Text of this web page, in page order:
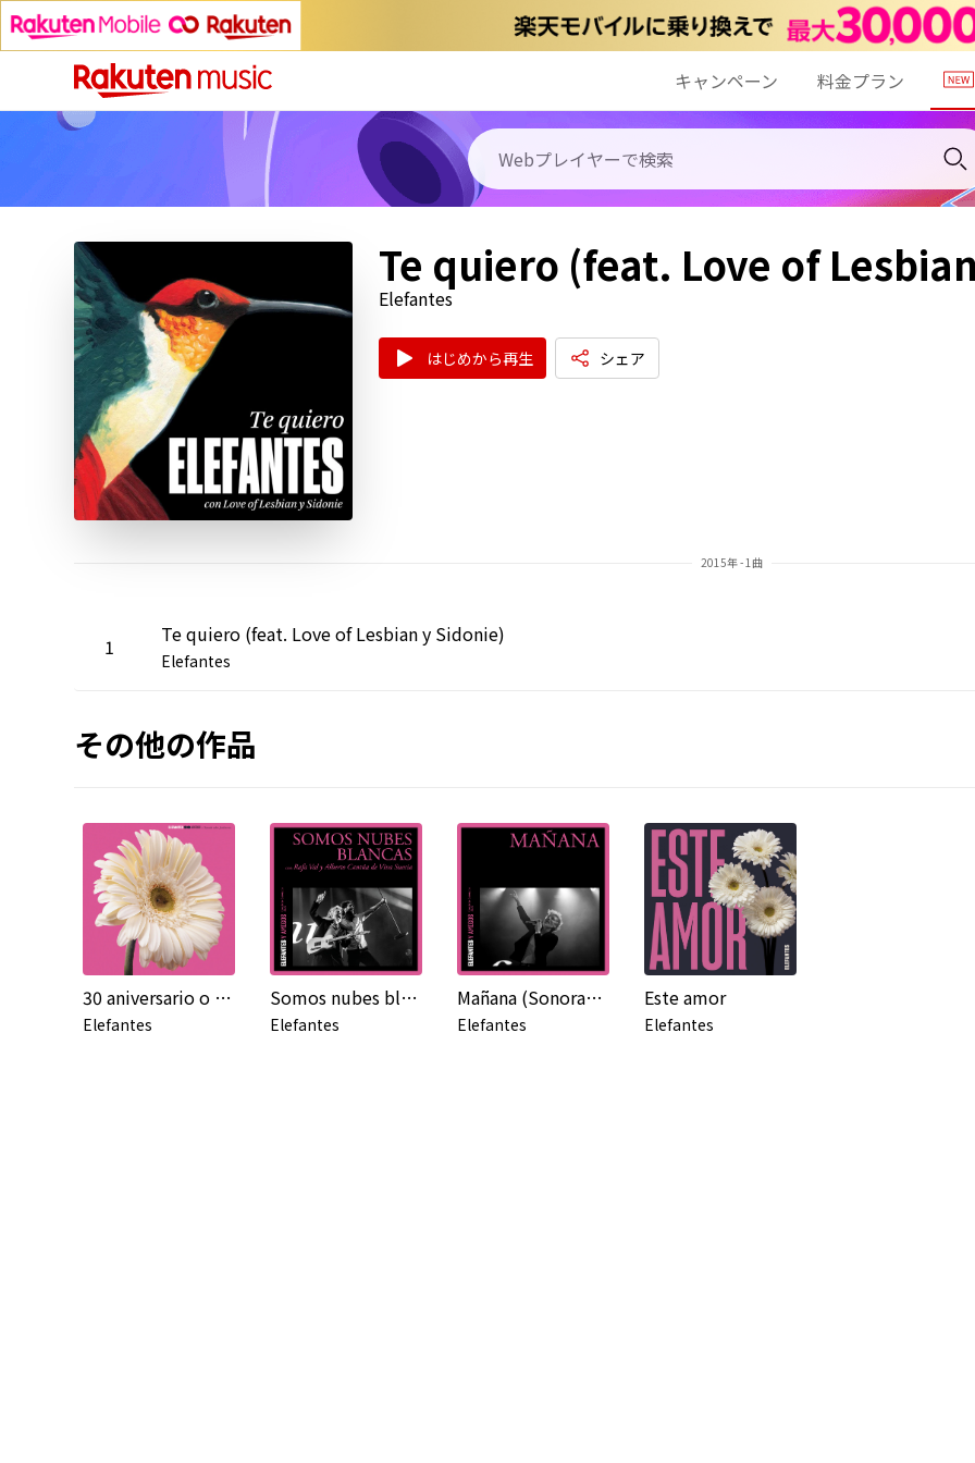
キャンペーン 料金プラン
Te quiero (feat. Love of
Elefantes
はじめから再生 シェア
2015年 - 1曲
1 Te quiero (feat. Love of Lesbian y Sidonie)
Elefantes
その他の作品
30 aniversario o tratado sobre jardinería
Elefantes
Somos nubes blancas (con Rafa Val, Alberto Cantúa) [Sonorama 2023]
Elefantes
Mañana (Sonorama 2023)
Elefantes
Este amor
Elefantes